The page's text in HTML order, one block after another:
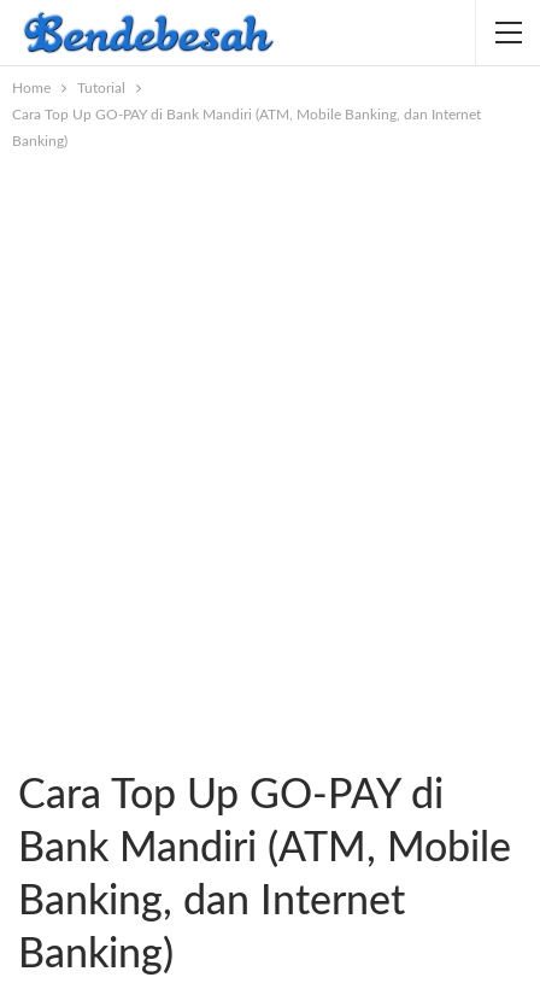
Home
Tutorial
Cara Top Up GO-PAY di Bank Mandiri (ATM, Mobile Banking, dan Internet
Banking)
Cara Top Up GO-PAY di
Bank Mandiri (ATM, Mobile
Banking, dan Internet
Banking)